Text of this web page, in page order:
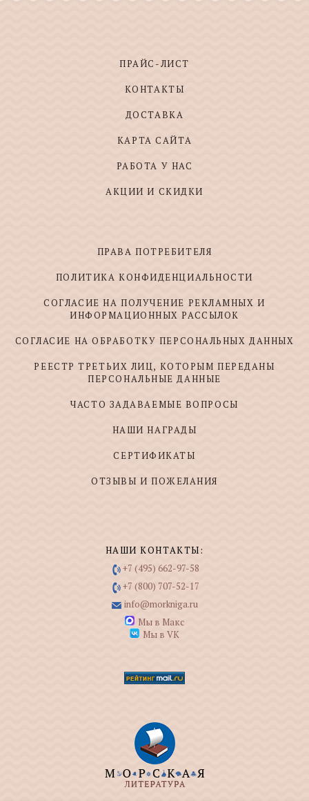
ПРАЙС-ЛИСТ
КОНТАКТЫ
ДОСТАВКА
КАРТА САЙТА
РАБОТА У НАС
АКЦИИ И СКИДКИ
ПРАВА ПОТРЕБИТЕЛЯ
ПОЛИТИКА КОНФИДЕНЦИАЛЬНОСТИ
СОГЛАСИЕ НА ПОЛУЧЕНИЕ РЕКЛАМНЫХ И
ИНФОРМАЦИОННЫХ РАССЫЛОК
СОГЛАСИЕ НА ОБРАБОТКУ ПЕРСОНАЛЬНЫХ ДАННЫХ
РЕЕСТР ТРЕТЬИХ ЛИЦ, КОТОРЫМ ПЕРЕДАНЫ
ПЕРСОНАЛЬНЫЕ ДАННЫЕ
ЧАСТО ЗАДАВАЕМЫЕ ВОПРОСЫ
НАШИ НАГРАДЫ
СЕРТИФИКАТЫ
ОТЗЫВЫ И ПОЖЕЛАНИЯ
НАШИ КОНТАКТЫ:
+7 (495) 662-97-58
+7 (800) 707-52-17
info@morkniga.ru
Мы в Макс
Мы в VK